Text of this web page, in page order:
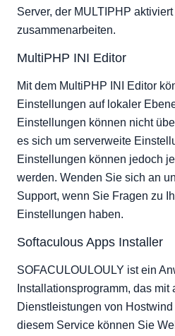
Server, der MULTIPHP
zusammenarbeiten.
MultiPHP INI Editor
Mit dem MultiPHP INI Editor
Einstellungen auf lokaler
Einstellungen können nicht
es sich um serverweite
Einstellungen können jedoch
werden. Wenden Sie sich an
Support, wenn Sie Fragen zu
Einstellungen haben.
Softaculous Apps Installer
SOFACULOULOULY ist ein
Installationsprogramm, das
Dienstleistungen von
diesem Service können Sie